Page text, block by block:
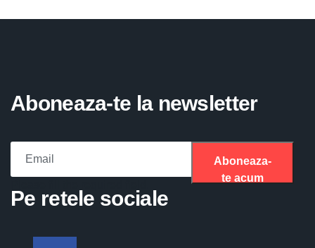
Aboneaza-te la newsletter
Aboneaza-
te acum
Pe retele sociale